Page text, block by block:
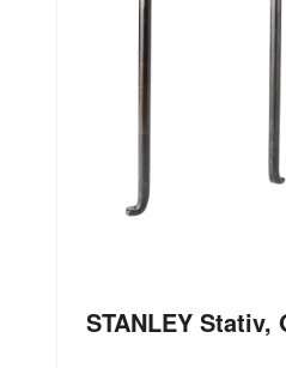
STANLEY Stativ,